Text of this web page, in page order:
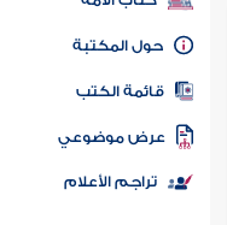
كتاب الأمة
المكتبة
الكتب
موضوعي